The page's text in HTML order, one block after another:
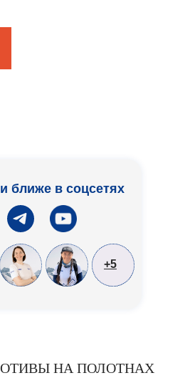
ближе в соцсетях
+5
НА ПОЛОТНАХ